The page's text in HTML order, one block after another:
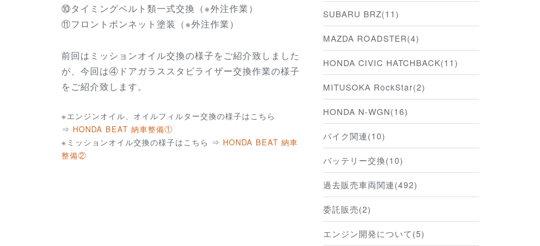
⑩タイミングベルト類一式交換（※外注作業）
⑪フロントボンネット塗装（※外注作業）
前回はミッションオイル交換の様子をご紹介致しました
が、今回は④ドアガラススタビライザー交換作業の様子
をご紹介致します。
※エンジンオイル、オイルフィルター交換の様子はこちら
⇒ HONDA BEAT 納車整備①
※ミッションオイル交換の様子はこちら ⇒ HONDA BEAT 納車
整備②
SUBARU BRZ(11)
MAZDA ROADSTER(4)
HONDA CIVIC HATCHBACK(11)
MITUSOKA RockStar(2)
HONDA N-WGN(16)
バイク関連(10)
バッテリー交換(10)
過去販売車両関連(492)
委託販売(2)
エンジン開発について(5)